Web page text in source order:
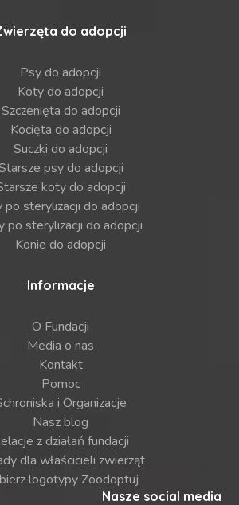
do adopcji
Psy do adopcji
Koty do adopcji
Szczenięta do adopcji
Kocięta do adopcji
Suczki do adopcji
psy do adopcji
koty do adopcji
po sterylizacji do adopcji
po sterylizacji do adopcji
Konie do adopcji
Informacje
O Fundacji
Media o nas
Kontakt
Pomoc
i Organizacje
Nasz blog
z działań fundacji
dla właścicieli zwierząt
logotypy Zoodoptuj
Nasze social media